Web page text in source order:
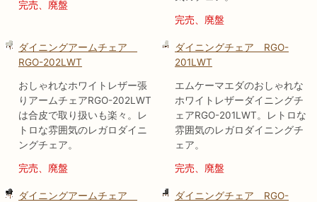
完売、廃盤
完売、廃盤
ダイニングアームチェア
RGO-202LWT
おしゃれなホワイトレザー張
りアームチェアRGO-202LWT
は合皮で取り扱いも楽々。レ
トロな雰囲気のレガロダイニ
ングチェア。
完売、廃盤
ダイニングチェア RGO-
201LWT
エムケーマエダのおしゃれな
ホワイトレザーダイニングチ
ェアRGO-201LWT。レトロな
雰囲気のレガロダイニングチ
ェア。
完売、廃盤
ダイニングアームチェア
ダイニングチェア RGO-